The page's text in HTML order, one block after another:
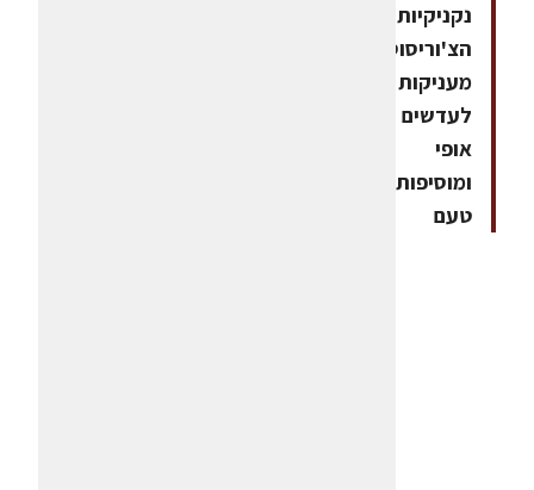
נקניקיות
הצ'וריסוס
מעניקות
לעדשים
אופי
ומוסיפות
טעם